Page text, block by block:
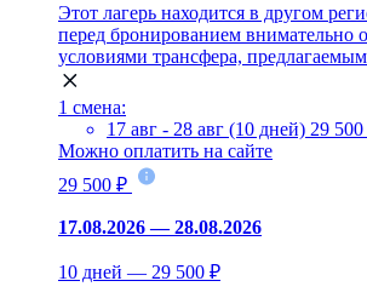
Этот лагерь находится в другом
перед бронированием внимательно
условиями трансфера,
1 смена:
17 авг - 28 авг (10 дней) 29
Можно оплатить на сайте
29 500 ₽
17.08.2026 — 28.08.2026
10 дней — 29 500 ₽